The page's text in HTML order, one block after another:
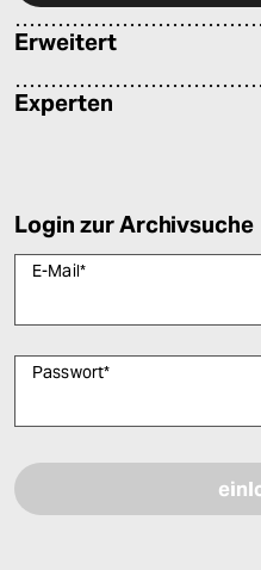
Erweitert
Experten
Login zur Archivsuche
E-Mail*
Passwort*